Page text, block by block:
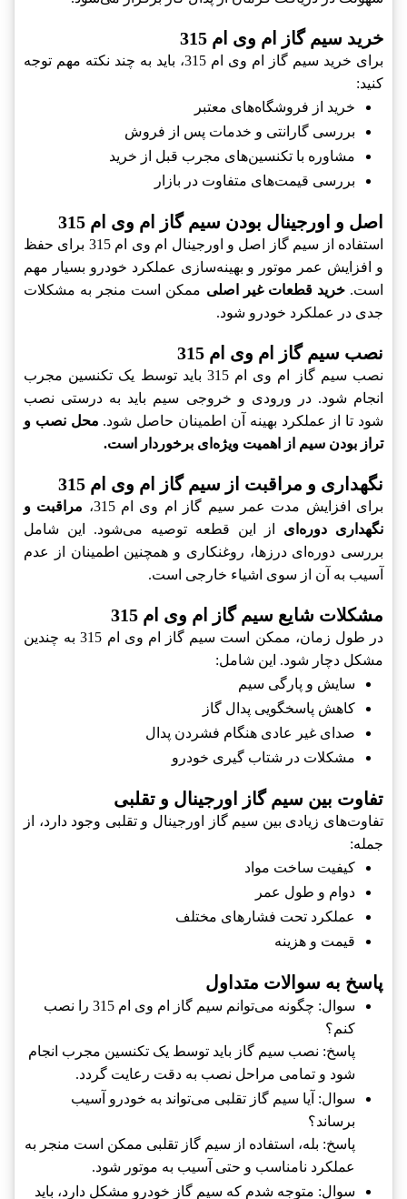
خرید سیم گاز ام وی ام 315
برای خرید سیم گاز ام وی ام 315، باید به چند نکته مهم توجه
کنید:
خرید از فروشگاه‌های معتبر
بررسی گارانتی و خدمات پس از فروش
مشاوره با تکنسین‌های مجرب قبل از خرید
بررسی قیمت‌های متفاوت در بازار
اصل و اورجینال بودن سیم گاز ام وی ام 315
استفاده از سیم گاز اصل و اورجینال ام وی ام 315 برای حفظ
و افزایش عمر موتور و بهینه‌سازی عملکرد خودرو بسیار مهم
است.خرید قطعات غیر اصلی ممکن است منجر به مشکلات
جدی در عملکرد خودرو شود.
نصب سیم گاز ام وی ام 315
نصب سیم گاز ام وی ام 315 باید توسط یک تکنسین مجرب
انجام شود. در ورودی و خروجی سیم باید به درستی نصب
شود تا از عملکرد بهینه آن اطمینان حاصل شود. محل نصب و
تراز بودن سیم از اهمیت ویژه‌ای برخوردار است.
نگهداری و مراقبت از سیم گاز ام وی ام 315
برای افزایش مدت عمر سیم گاز ام وی ام 315،
مراقبت و
نگهداری دوره‌ای از این قطعه توصیه می‌شود. این شامل
بررسی دوره‌ای درزها، روغنکاری و همچنین اطمینان از عدم
آسیب به آن از سوی اشیاء خارجی است.
مشکلات شایع سیم گاز ام وی ام 315
در طول زمان، ممکن است سیم گاز ام وی ام 315 به چندین
مشکل دچار شود. این شامل:
سایش و پارگی سیم
کاهش پاسخگویی پدال گاز
صدای غیر عادی هنگام فشردن پدال
مشکلات در شتاب گیری خودرو
تفاوت بین سیم گاز اورجینال و تقلبی
تفاوت‌های زیادی بین سیم گاز اورجینال و تقلبی وجود دارد، از
جمله:
کیفیت ساخت مواد
دوام و طول عمر
عملکرد تحت فشارهای مختلف
قیمت و هزینه
پاسخ به سوالات متداول
سوال: چگونه می‌توانم سیم گاز ام وی ام 315 را نصب
کنم؟
پاسخ: نصب سیم گاز باید توسط یک تکنسین مجرب انجام
شود و تمامی مراحل نصب به دقت رعایت گردد.
سوال: آیا سیم گاز تقلبی می‌تواند به خودرو آسیب
برساند؟
پاسخ: بله، استفاده از سیم گاز تقلبی ممکن است منجر به
عملکرد نامناسب و حتی آسیب به موتور شود.
سوال: متوجه شدم که سیم گاز خودرو مشکل دارد، باید